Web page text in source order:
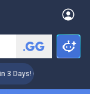
3 Days! Challenger